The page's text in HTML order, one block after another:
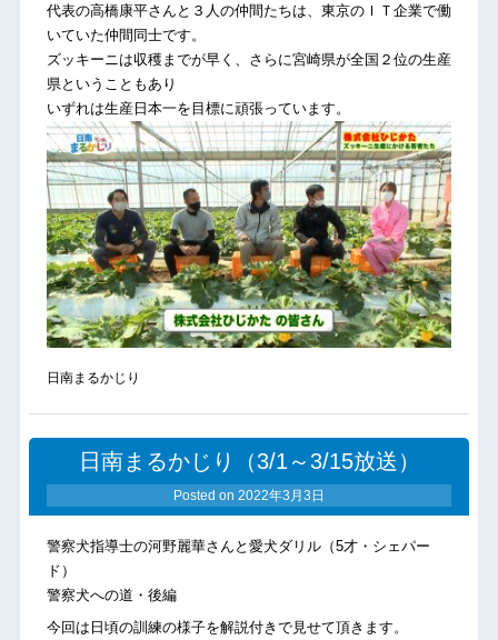
代表の高橋康平さんと３人の仲間たちは、東京のＩＴ企業で働
いていた仲間同士です。
ズッキーニは収穫までが早く、さらに宮崎県が全国２位の生産
県ということもあり
いずれは生産日本一を目標に頑張っています。
日南まるかじり
日南まるかじり（3/1～3/15放送）
Posted on 2022年3月3日
警察犬指導士の河野麗華さんと愛犬ダリル（5才・シェパー
ド）
警察犬への道・後編
今回は日頃の訓練の様子を解説付きで見せて頂きます。